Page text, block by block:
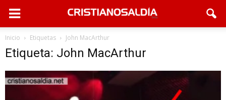
Inicio Etiquetas John MacArthur
Etiqueta: John MacArthur